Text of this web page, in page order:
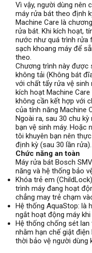
Vì vậy, người dùng nên
máy rửa bát theo định
Machine Care là
rửa bát. Khi kích hoạt,
nước như quá trình rửa
sạch khoang máy để
theo.
Chương trình này được
không tải (Không bát
với chất tẩy rửa vệ sinh
kích hoạt Machine
không cần kết hợp với
của tính năng Machine
Ngoài ra, sau 30 chu
bạn vệ sinh máy. Hoặc
tôi khuyên bạn nên
định kỳ (sau 30 lần rửa).
Chức năng an toàn
Máy rửa bát Bosch
năng và hệ thống bảo
Khóa trẻ em
trình máy đang hoạt
chẳng may trẻ chạm
Hệ thống AquaStop: là
ngắt hoạt động máy
Hệ thống chống sét
nhằm hạn chế giật
thời bảo vệ người dùng